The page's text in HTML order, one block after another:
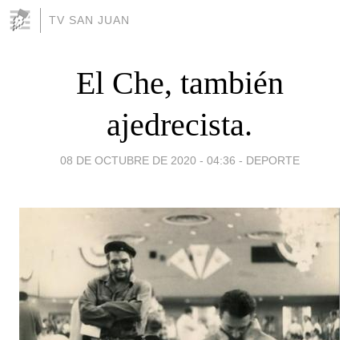
TV SAN JUAN
El Che, también
ajedrecista.
08 DE OCTUBRE DE 2020 - 04:36 - DEPORTE